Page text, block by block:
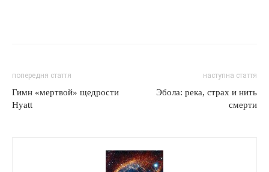
попередня стаття
Гимн «мертвой» щедрости
Hyatt
наступна стаття
Эбола: река, страх и нить
смерти